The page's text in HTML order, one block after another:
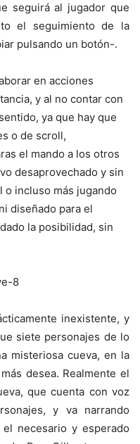
seguirá al jugador que
el seguimiento de la
pulsando un botón-.
en acciones
y al no contar con
ya que hay que
o de scroll,
el mando a los otros
desaprovechado y sin
o incluso más jugando
diseñado para el
la posibilidad, sin
inexistente, y
siete personajes de lo
misteriosa cueva, en la
desea. Realmente el
que cuenta con voz
y va narrando
necesario y esperado